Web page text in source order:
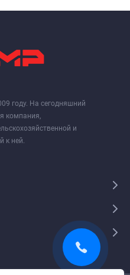
году. На сегодняшний
компания,
и
к ней.